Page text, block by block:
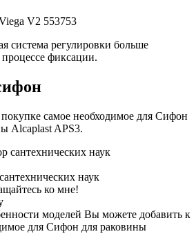
система регулировки больше
фиксации.
самое необходимое для Сифон
Alcaplast APS3.
наук
ко мне!
моделей Вы можете добавить к
для Сифон для раковины